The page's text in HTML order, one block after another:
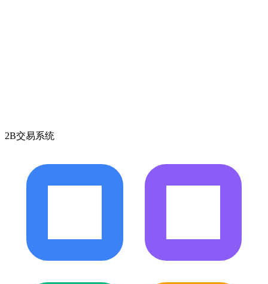
2B交易系统